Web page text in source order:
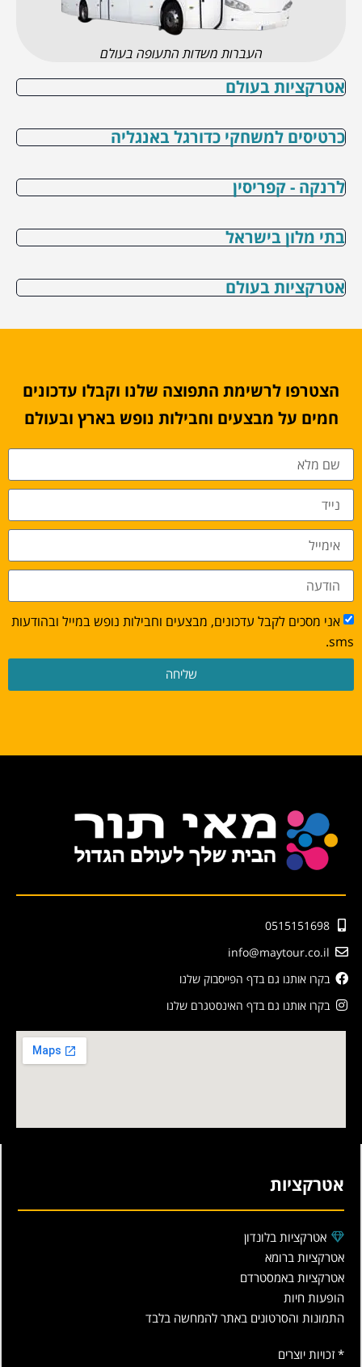
העברות משדות התעופה בעולם
אטרקציות בעולם
כרטיסים למשחקי כדורגל באנגליה
לרנקה - קפריסין
בתי מלון בישראל
אטרקציות בעולם
הצטרפו לרשימת התפוצה שלנו וקבלו עדכונים
חמים על מבצעים וחבילות נופש בארץ ובעולם
אני מסכים לקבל עדכונים, מבצעים וחבילות נופש במייל ובהודעות
sms.
שליחה
0515151698
info@maytour.co.il
בקרו אותנו גם בדף הפייסבוק שלנו
בקרו אותנו גם בדף האינסטגרם שלנו
אטרקציות
אטרקציות בלונדון
אטרקציות ברומא
אטרקציות באמסטרדם
הופעות חיות
התמונות והסרטונים באתר להמחשה בלבד
* זכויות יוצרים